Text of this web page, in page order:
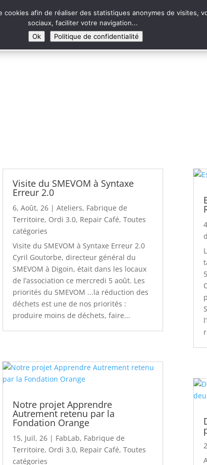
Syntaxe Erreur 2.0
LE NUMÉRIQUE SOLIDAIRE
Formation Fablabinox Repair café
Visite du SMEVOM à Syntaxe
Erreur 2.0
6, Août, 26| Ateliers, Fabrique de
Territoire, Ordi 3.0, Repair Café, Toutes
catégories
Visite du SMEVOM à Syntaxe Erreur 2.0
Cyril Goutorbe, directeur général du
SMEVOM à Digoin, était dans les locaux
de l’association ce mercredi 5 août. Les
priorités du SMEVOM ...la réduction des
déchets est une de nos priorités :
produire moins de déchets, faire...
Notre projet Apprendre
Autrement retenu par la
Fondation Orange
15, Juil, 26| FabLab, Fabrique de
Territoire, Ordi 3.0, Repair Café, Toutes
catégories
afin de réaliser des statistiques anonymes de visites,
sociaux, faciliter votre navigation...
Ok
Politique de confidentialité